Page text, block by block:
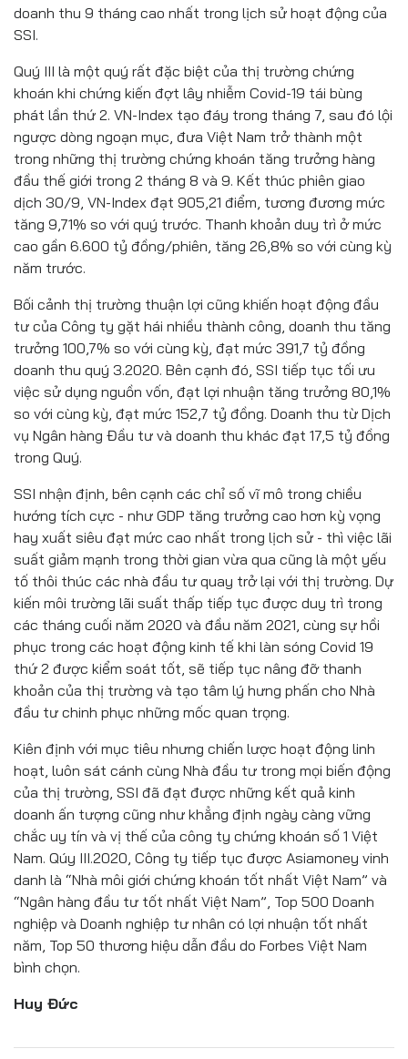
doanh thu 9 tháng cao nhất trong lịch sử hoạt động của
SSI.
Quý III là một quý rất đặc biệt của thị trường chứng
khoán khi chứng kiến đợt lây nhiễm Covid-19 tái bùng
phát lần thứ 2. VN-Index tạo đáy trong tháng 7, sau đó lội
ngược dòng ngoạn mục, đưa Việt Nam trở thành một
trong những thị trường chứng khoán tăng trưởng hàng
đầu thế giới trong 2 tháng 8 và 9. Kết thúc phiên giao
dịch 30/9, VN-Index đạt 905,21 điểm, tương đương mức
tăng 9,71% so với quý trước. Thanh khoản duy trì ở mức
cao gần 6.600 tỷ đồng/phiên, tăng 26,8% so với cùng kỳ
năm trước.
Bối cảnh thị trường thuận lợi cũng khiến hoạt động đầu
tư của Công ty gặt hái nhiều thành công, doanh thu tăng
trưởng 100,7% so với cùng kỳ, đạt mức 391,7 tỷ đồng
doanh thu quý 3.2020. Bên cạnh đó, SSI tiếp tục tối ưu
việc sử dụng nguồn vốn, đạt lợi nhuận tăng trưởng 80,1%
so với cùng kỳ, đạt mức 152,7 tỷ đồng. Doanh thu từ Dịch
vụ Ngân hàng Đầu tư và doanh thu khác đạt 17,5 tỷ đồng
trong Quý.
SSI nhận định, bên cạnh các chỉ số vĩ mô trong chiều
hướng tích cực - như GDP tăng trưởng cao hơn kỳ vọng
hay xuất siêu đạt mức cao nhất trong lịch sử - thì việc lãi
suất giảm mạnh trong thời gian vừa qua cũng là một yếu
tố thôi thúc các nhà đầu tư quay trở lại với thị trường. Dự
kiến môi trường lãi suất thấp tiếp tục được duy trì trong
các tháng cuối năm 2020 và đầu năm 2021, cùng sự hồi
phục trong các hoạt động kinh tế khi làn sóng Covid 19
thứ 2 được kiểm soát tốt, sẽ tiếp tục nâng đỡ thanh
khoản của thị trường và tạo tâm lý hưng phấn cho Nhà
đầu tư chinh phục những mốc quan trọng.
Kiên định với mục tiêu nhưng chiến lược hoạt động linh
hoạt, luôn sát cánh cùng Nhà đầu tư trong mọi biến động
của thị trường, SSI đã đạt được những kết quả kinh
doanh ấn tượng cũng như khẳng định ngày càng vững
chắc uy tín và vị thế của công ty chứng khoán số 1 Việt
Nam. Qúy III.2020, Công ty tiếp tục được Asiamoney vinh
danh là “Nhà môi giới chứng khoán tốt nhất Việt Nam” và
“Ngân hàng đầu tư tốt nhất Việt Nam”, Top 500 Doanh
nghiệp và Doanh nghiệp tư nhân có lợi nhuận tốt nhất
năm, Top 50 thương hiệu dẫn đầu do Forbes Việt Nam
bình chọn.
Huy Đức